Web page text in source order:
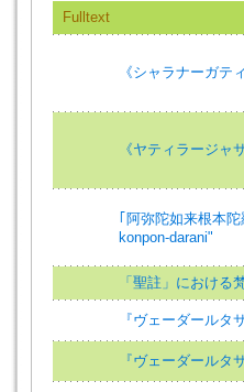
Fulltext
《シャラナーガテ
《ヤティラージャ
｢阿弥陀如来根本
konpon-darani"
「聖註」における
『ヴェーダールタ
『ヴェーダールタ